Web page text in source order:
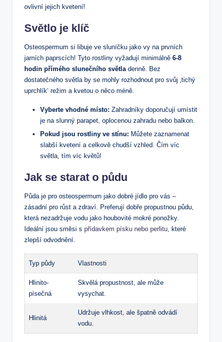
ovlivní jejich kvetení!
Světlo je klíč
Osteospermum si libuje ve sluníčku jako vy na prvních
jarních paprscích! Tyto rostliny vyžadují minimálně 6-8
hodin přímého slunečního světla denně. Bez
dostatečného světla by se mohly rozhodnout pro svůj ‚tichý
uprchlík‘ režim a kvetou o něco méně.
Vyberte vhodné místo: Zahradníky doporučují umístit
je na slunný parapet, oplocenou zahradu nebo balkon.
Pokud jsou rostliny ve stínu: Můžete zaznamenat
slabší kvetení a celkově chudší vzhled. Čím víc
světla, tím víc květů!
Jak se starat o půdu
Půda je pro osteospermum jako dobré jídlo pro vás –
zásadní pro růst a zdraví. Preferují dobře propustnou půdu,
která nezadržuje vodu jako houbovité mokré ponožky.
Ideální jsou směsi s přídavkem písku nebo perlitu , které
zlepší odvodnění.
Typ půdy Vlastnosti
Hlinito-
písečná
Skvělá propustnost, ale může
vysychat.
Hlinitá
Udržuje vlhkost, ale špatně odvádí
vodu.